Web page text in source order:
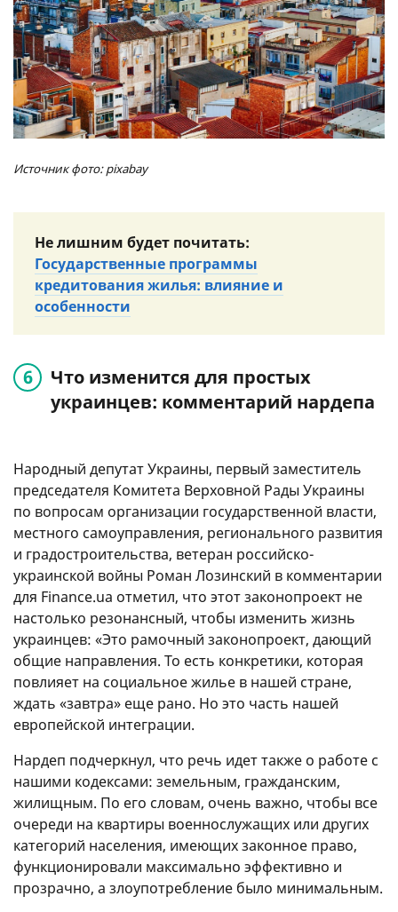
Источник фото: pixabay
Не лишним будет почитать:
Государственные программы
кредитования жилья: влияние и
особенности
Что изменится для простых
украинцев: комментарий нардепа
Народный депутат Украины, первый заместитель
председателя Комитета Верховной Рады Украины
по вопросам организации государственной власти,
местного самоуправления, регионального развития
и градостроительства, ветеран российско-
украинской войны Роман Лозинский в комментарии
для Finance.ua отметил, что этот законопроект не
настолько резонансный, чтобы изменить жизнь
украинцев: «Это рамочный законопроект, дающий
общие направления. То есть конкретики, которая
повлияет на социальное жилье в нашей стране,
ждать «завтра» еще рано. Но это часть нашей
европейской интеграции.
Нардеп подчеркнул, что речь идет также о работе с
нашими кодексами: земельным, гражданским,
жилищным. По его словам, очень важно, чтобы все
очереди на квартиры военнослужащих или других
категорий населения, имеющих законное право,
функционировали максимально эффективно и
прозрачно, а злоупотребление было минимальным.